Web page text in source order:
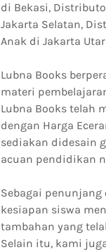
di Bekasi,
Jakarta Selatan,
Anak di Jakarta
Lubna Books
materi
Lubna Books telah
dengan Harga
sediakan didesain
acuan pendidikan
Sebagai
kesiapan siswa
tambahan yang
Selain itu, kami